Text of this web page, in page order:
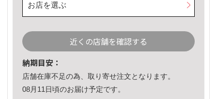
お店を選ぶ
近くの店舗を確認する
納期目安：
店舗在庫不足の為、取り寄せ注文となります。
08月11日頃のお届け予定です。